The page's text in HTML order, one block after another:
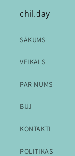
chil.day
SĀKUMS
VEIKALS
PAR MUMS
BUJ
KONTAKTI
POLITIKAS